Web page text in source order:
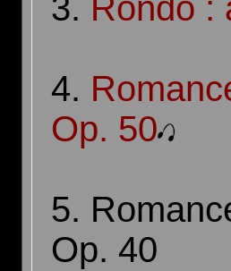
3. Rondo :
4.
Op. 50
5.
Op. 40